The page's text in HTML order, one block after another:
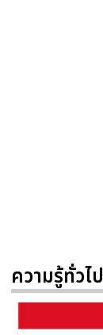
ความรู้ทั่วไป